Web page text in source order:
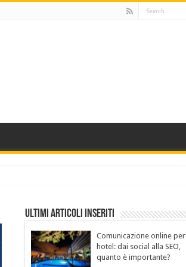
Ultimi Articoli Inseriti
Comunicazione online per
hotel: dai social alla SEO,
quanto è importante?